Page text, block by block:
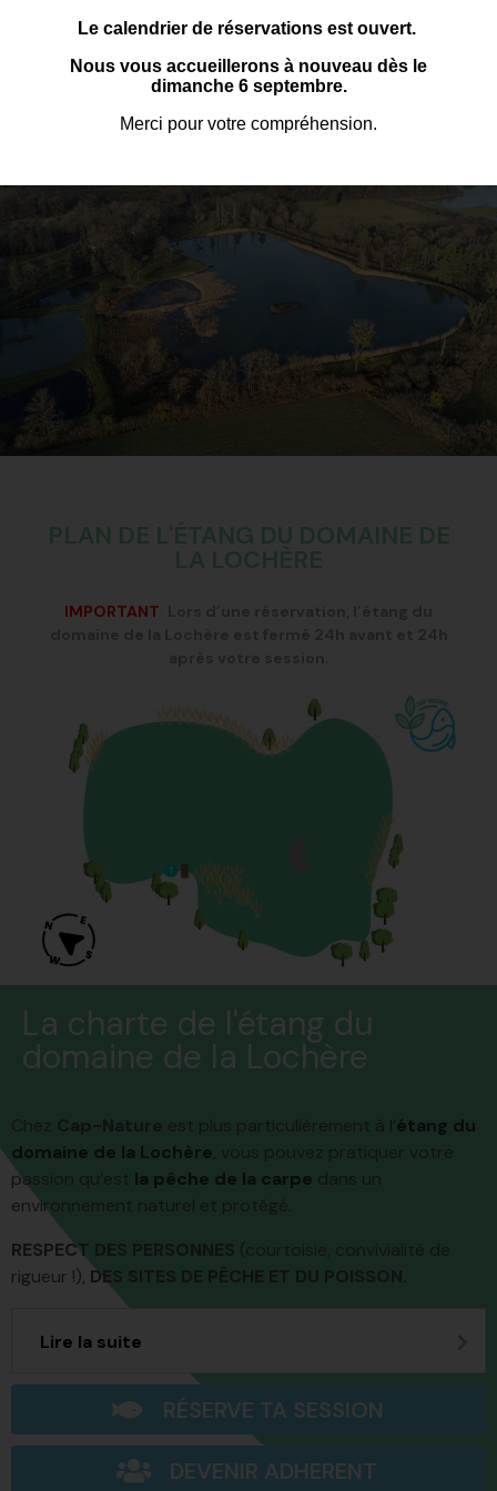
Accompagnant +11ans= 5€/jour
Accompagnant -11ans= gratuit
PLAN DE L'ÉTANG DU DOMAINE DE
LA LOCHÈRE
IMPORTANT
La charte de l'étang du
domaine de la Lochère
Chez Cap-Nature est plus particulièrement à l’ étang du
domaine de la Lochère , vous pouvez pratiquer votre
passion qu’est la pêche de la carpe dans un
environnement naturel et protégé.
RESPECT DES PERSONNES (courtoisie, convivialité de
rigueur !), DES SITES DE PÊCHE ET DU POISSON.
Lire la suite
RÉSERVE TA SESSION
DEVENIR ADHERENT
Le calendrier de réservations est ouvert.
Nous vous accueillerons à nouveau dès le
dimanche 6 septembre.
Merci pour votre compréhension.